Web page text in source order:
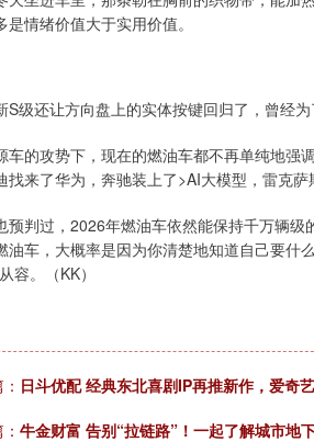
是情绪价值大于实用价值。
S级还让方向盘上的实体按键回归了，曾经
车的攻势下，现在的燃油车都不再单纯地强
找来了华为，奔驰装上了>AI大模型，雷克
预判过，2026年燃油车依然能保持千万辆
油车，大概率是因为你清楚地知道自己要什
容。（KK）
日斗优配 经典东北喜剧IP再推新作，爱奇
牛金财富 告别“拉链路”！一起了解城市地